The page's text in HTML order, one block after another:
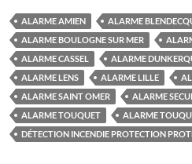
ALARME AMIEN
ALARME
ALARME BOULOGNE SUR MER
ALARME CASSEL
ALARME
ALARME LENS
ALARME LILLE
ALARME SAINT OMER
ALARME
ALARME TOUQUET
ALARME
DÉTECTION INCENDIE PROTECTION